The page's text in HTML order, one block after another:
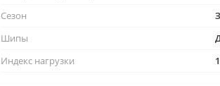
Сезон
Шипы
Индекс нагрузки